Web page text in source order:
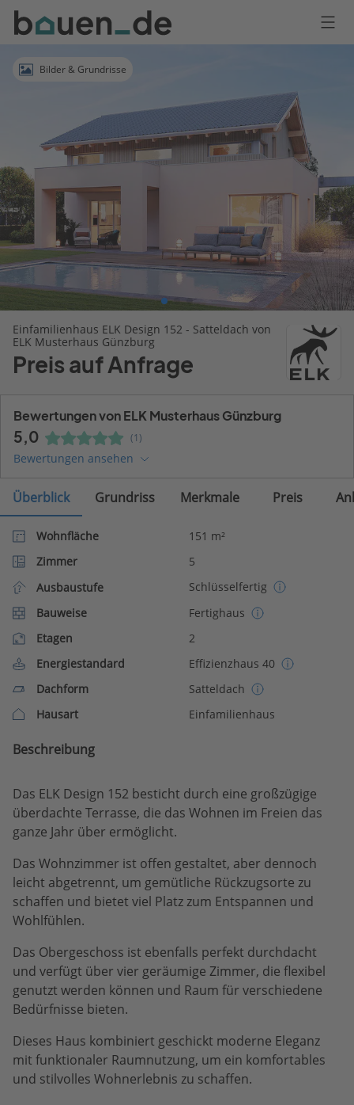
Bauen
Logo
Anmelden
Bilder & Grundrisse
Einfamilienhaus ELK Design 152 - Satteldach von
ELK Musterhaus Günzburg
Preis auf Anfrage
Bewertungen von ELK Musterhaus Günzburg
5,0 (1)
Bewertungen ansehen
Überblick Grundriss Merkmale Preis
Wohnfläche
151 m²
Zimmer
5
Ausbaustufe
Schlüsselfertig
Bauweise
Fertighaus
Etagen
2
Energiestandard
Effizienzhaus 40
Dachform
Satteldach
Hausart
Einfamilienhaus
Beschreibung
Das ELK Design 152 besticht durch eine großzügige
überdachte Terrasse, die das Wohnen im Freien das
ganze Jahr über ermöglicht.
Das Wohnzimmer ist offen gestaltet, aber dennoch
leicht abgetrennt, um gemütliche Rückzugsorte zu
schaffen und bietet viel Platz zum Entspannen und
Wohlfühlen.
Das Obergeschoss ist ebenfalls perfekt durchdacht
und verfügt über vier geräumige Zimmer, die flexibel
genutzt werden können und Raum für verschiedene
Bedürfnisse bieten.
Dieses Haus kombiniert geschickt moderne Eleganz
mit funktionaler Raumnutzung, um ein komfortables
und stilvolles Wohnerlebnis zu schaffen.